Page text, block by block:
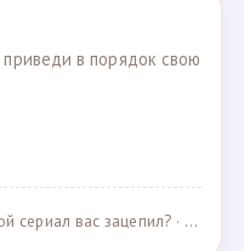
в порядок свою
сериал вас зацепил? · 07.05.2025